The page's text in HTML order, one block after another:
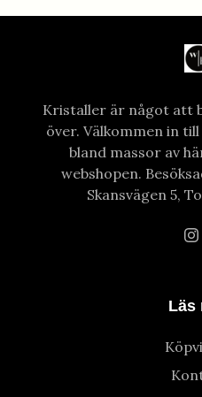
Kristaller är något att
över. Välkommen in
bland massor av
webshopen.
Skansvägen 5,
Läs